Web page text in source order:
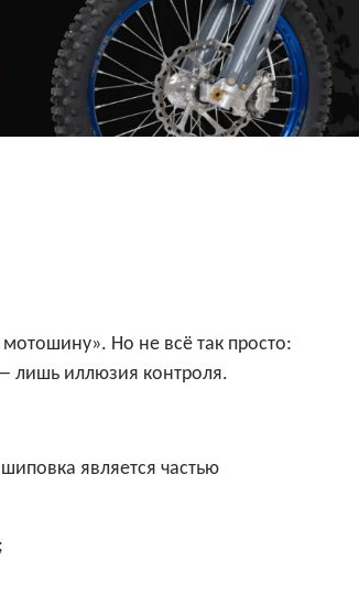
Но не всё так просто:
лишь иллюзия контроля.
является частью